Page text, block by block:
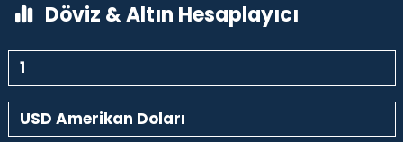
Döviz & Altın Hesaplayıcı